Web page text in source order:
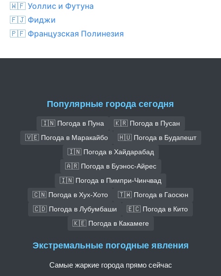
🇼🇫 Уоллис и Футуна
🇫🇯 Фиджи
🇵🇫 Французская Полинезия
Популярные города сегодня
🇮🇳 Погода в Пуна
🇰🇷 Погода в Пусан
🇻🇪 Погода в Маракайбо
🇭🇺 Погода в Будапешт
🇮🇳 Погода в Хайдарабад
🇦🇷 Погода в Буэнос-Айрес
🇮🇳 Погода в Пимпри-Чинчвад
🇨🇳 Погода в Хух-Хото
🇹🇼 Погода в Гаосюн
🇨🇩 Погода в Лубумбаши
🇪🇨 Погода в Кито
🇰🇪 Погода в Какамеге
Экстремальные погодные явления
Самые жаркие города прямо сейчас